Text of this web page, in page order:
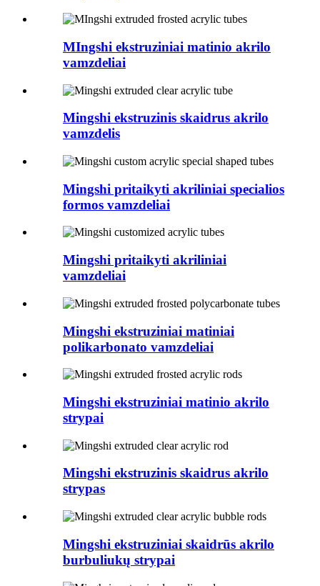
MIngshi ekstruziniai matinio akrilo
vamzdeliai
Mingshi ekstruzinis skaidrus akrilo
vamzdelis
Mingshi pritaikyti akriliniai specialios
formos vamzdeliai
Mingshi pritaikyti akriliniai
vamzdeliai
Mingshi ekstruziniai matiniai
polikarbonato vamzdeliai
Mingshi ekstruziniai matinio akrilo
strypai
Mingshi ekstruzinis skaidrus akrilo
strypas
Mingshi ekstruziniai skaidrūs akrilo
burbuliukų strypai